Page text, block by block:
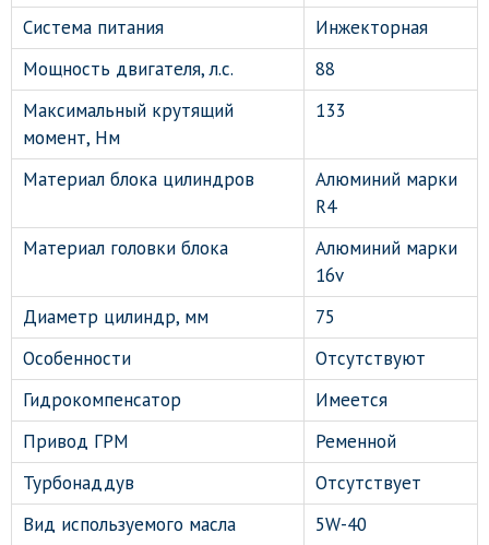
Система питания
Инжекторная
Мощность двигателя, л.с.
88
Максимальный крутящий
момент, Нм
133
Материал блока цилиндров
Алюминий марки
R4
Материал головки блока
Алюминий марки
16v
Диаметр цилиндр, мм
75
Особенности
Отсутствуют
Гидрокомпенсатор
Имеется
Привод ГРМ
Ременной
Турбонаддув
Отсутствует
Вид используемого масла
5W-40